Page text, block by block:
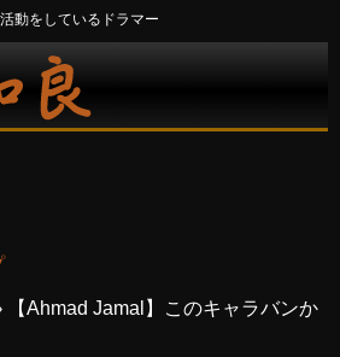
動をしているドラマー
【Ahmad Jamal】このキャラバンか